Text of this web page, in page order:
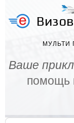
МУЛЬТИ
Ваше
помощь